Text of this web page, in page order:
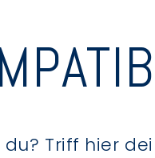
Triff hier